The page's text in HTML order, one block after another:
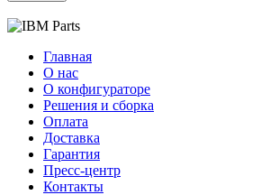
Главная
О нас
О конфигураторе
Решения и сборка
Оплата
Доставка
Гарантия
Пресс-центр
Контакты